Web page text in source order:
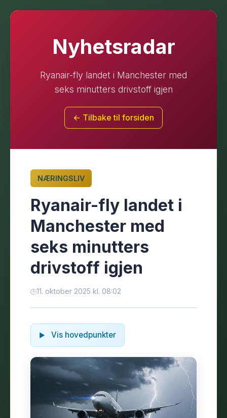
Nyhetsradar
Ryanair-fly landet i Manchester med
seks minutters drivstoff igjen
← Tilbake til forsiden
NÆRINGSLIV
Ryanair-fly landet i
Manchester med
seks minutters
drivstoff igjen
11. oktober 2025 kl. 08:02
Vis hovedpunkter